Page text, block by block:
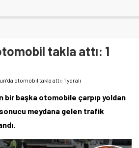
takla attı: 1
otomobil takla attı: 1 yaralı
bir başka otomobile çarpıp yoldan
meydana gelen trafik